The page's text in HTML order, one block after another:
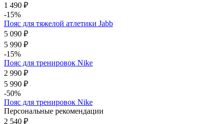
1 490 ₽
-15%
Пояс для тяжелой атлетики Jabb
5 090 ₽
5 990 ₽
-15%
Пояс для тренировок Nike
2 990 ₽
5 990 ₽
-50%
Пояс для тренировок Nike
Персональные рекомендации
2 540 ₽